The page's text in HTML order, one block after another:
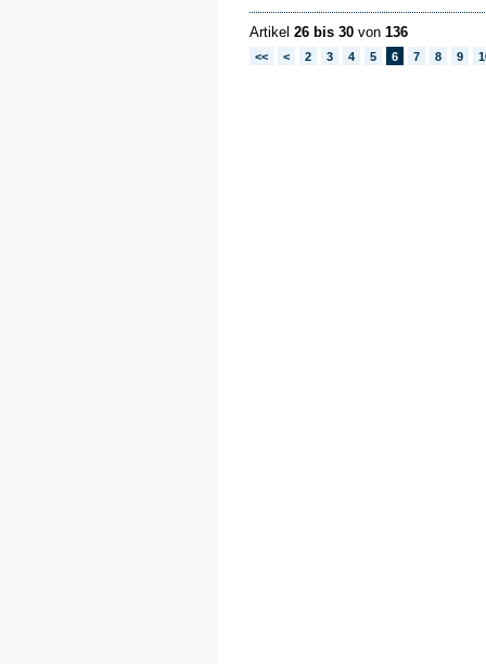
Artikel 26 bis 30von 136
<< < 2 3 4 5 6 7 8 9